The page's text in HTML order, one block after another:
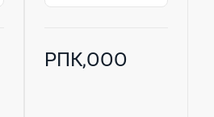
РПК,ООО